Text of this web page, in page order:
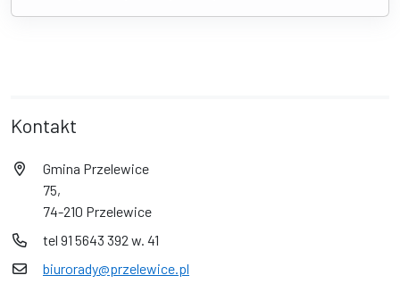
Kontakt
Gmina Przelewice
75,
74-210 Przelewice
tel 91 5643 392 w. 41
biurorady@przelewice.pl